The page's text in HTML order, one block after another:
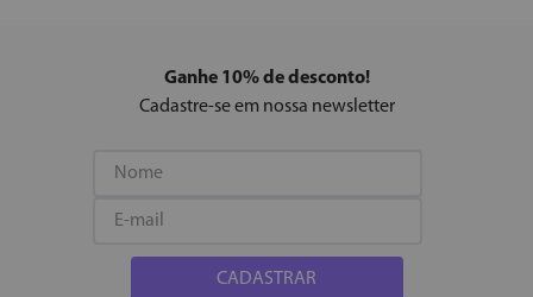
Ganhe 10% de desconto!
Cadastre-se em nossa newsletter
CADASTRAR